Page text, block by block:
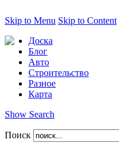
Skip to Menu Skip to Content
Доска
Блог
Авто
Строительство
Разное
Карта
Show Search
Поиск